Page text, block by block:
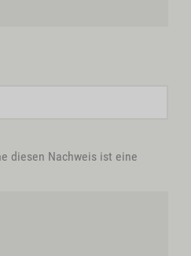
diesen Nachweis ist eine